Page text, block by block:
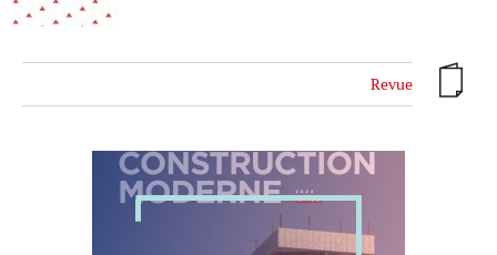
MATÉRIAUX
Fermer la recherche avancée
Revue